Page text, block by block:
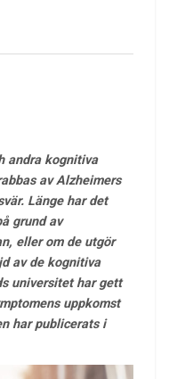
andra kognitiva
av Alzheimers
Länge har det
grund av
eller om de utgör
av de kognitiva
universitet har gett
uppkomst
har publicerats i